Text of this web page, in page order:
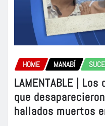
HOME MANABÍ
LAMENTABLE |
que
hallados muertos